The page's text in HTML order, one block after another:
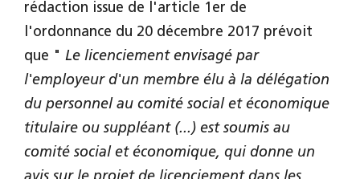
rédaction issue de l'article 1er de
l'ordonnance du 20 décembre 2017 prévoit
que " Le licenciement envisagé par
l'employeur d'un membre élu à la délégation
du personnel au comité social et économique
titulaire ou suppléant (...) est soumis au
comité social et économique, qui donne un